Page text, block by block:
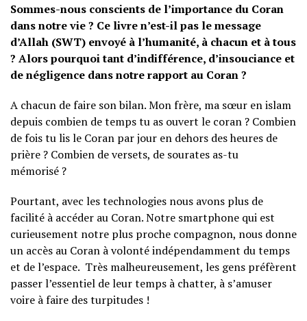
Sommes-nous conscients de l’importance du Coran
dans notre vie ? Ce livre n’est-il pas le message
d’Allah (SWT) envoyé à l’humanité, à chacun et à tous
? Alors pourquoi tant d’indifférence, d’insouciance et
de négligence dans notre rapport au Coran?
A chacun de faire son bilan. Mon frère, ma sœur en islam
depuis combien de temps tu as ouvert le coran ? Combien
de fois tu lis le Coran par jour en dehors des heures de
prière ? Combien de versets, de sourates as-tu
mémorisé ?
Pourtant, avec les technologies nous avons plus de
facilité à accéder au Coran. Notre smartphone qui est
curieusement notre plus proche compagnon, nous donne
un accès au Coran à volonté indépendamment du temps
et de l’espace. Très malheureusement, les gens préfèrent
passer l’essentiel de leur temps à chatter, à s’amuser
voire à faire des turpitudes !